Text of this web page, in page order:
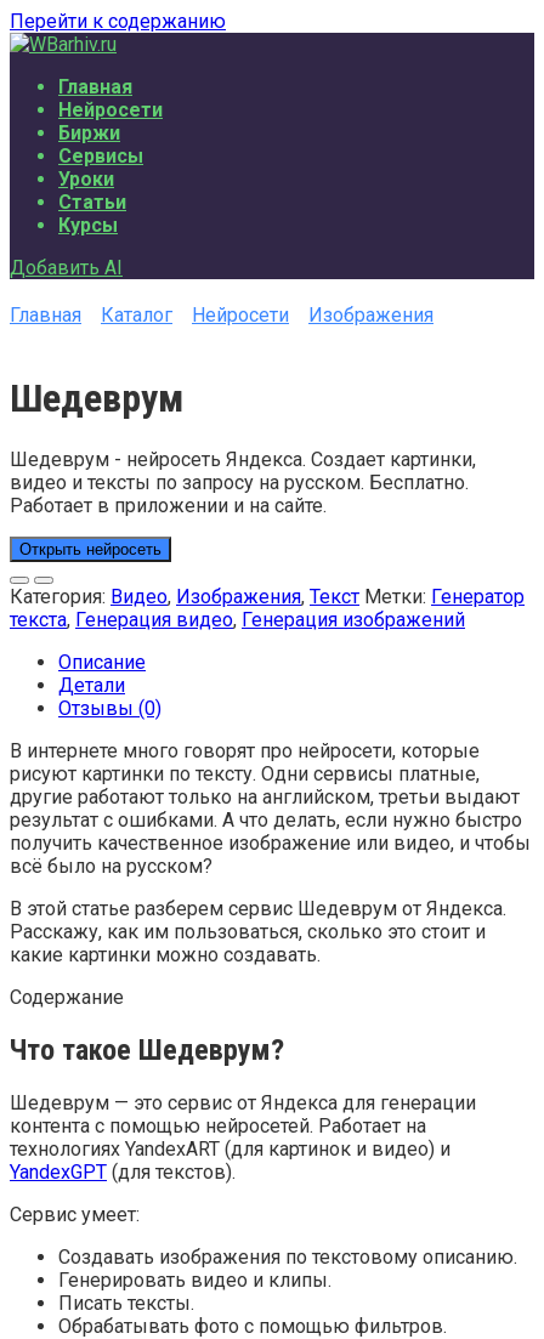
Перейти к содержанию
Главная
Нейросети
Биржи
Сервисы
Уроки
Статьи
Курсы
Добавить AI
Главная Каталог Нейросети Изображения
Шедеврум
Шедеврум - нейросеть Яндекса. Создает картинки,
видео и тексты по запросу на русском. Бесплатно.
Работает в приложении и на сайте.
Открыть нейросеть
Категория: Видео, Изображения, Текст Метки: Генератор
текста, Генерация видео, Генерация изображений
Описание
Детали
Отзывы (0)
В интернете много говорят про нейросети, которые
рисуют картинки по тексту. Одни сервисы платные,
другие работают только на английском, третьи выдают
результат с ошибками. А что делать, если нужно быстро
получить качественное изображение или видео, и чтобы
всё было на русском?
В этой статье разберем сервис Шедеврум от Яндекса.
Расскажу, как им пользоваться, сколько это стоит и
какие картинки можно создавать.
Содержание
Что такое Шедеврум?
Шедеврум — это сервис от Яндекса для генерации
контента с помощью нейросетей. Работает на
технологиях YandexART (для картинок и видео) и
YandexGPT (для текстов).
Сервис умеет:
Создавать изображения по текстовому описанию.
Генерировать видео и клипы.
Писать тексты.
Обрабатывать фото с помощью фильтров.